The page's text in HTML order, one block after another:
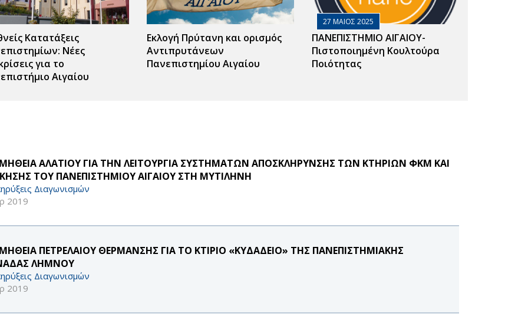
Κατατάξεις
Νέες
για το
Αιγαίου
Εκλογή Πρύτανη και ορισμός
Αντιπρυτάνεων
Πανεπιστημίου Αιγαίου
27 ΜΑΙΟΣ 2025
ΠΑΝΕΠΙΣΤΗΜΙΟ ΑΙΓΑΙΟΥ-
Πιστοποιημένη Κουλτούρα
Ποιότητας
ΑΛΑΤΙΟΥ ΓΙΑ ΤΗΝ ΛΕΙΤΟΥΡΓΙΑ ΣΥΣΤΗΜΑΤΩΝ ΑΠΟΣΚΛΗΡΥΝΣΗΣ ΤΩΝ ΚΤΗΡΙΩΝ ΦΚΜ ΚΑΙ
ΤΟΥ ΠΑΝΕΠΙΣΤΗΜΙΟΥ ΑΙΓΑΙΟΥ ΣΤΗ ΜΥΤΙΛΗΝΗ
Διαγωνισμών
2019
ΠΕΤΡΕΛΑΙΟΥ ΘΕΡΜΑΝΣΗΣ ΓΙΑ ΤΟ ΚΤΙΡΙΟ «ΚΥΔΑΔΕΙΟ» ΤΗΣ ΠΑΝΕΠΙΣΤΗΜΙΑΚΗΣ
ΛΗΜΝΟΥ
Διαγωνισμών
2019